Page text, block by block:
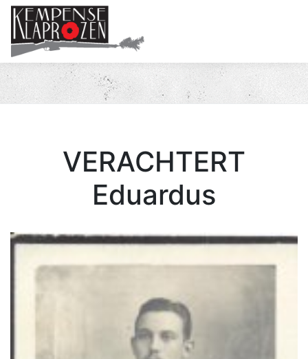
VERACHTERT
Eduardus